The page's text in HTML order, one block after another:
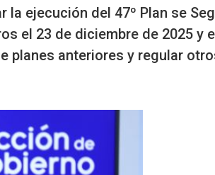
la ejecución del 47º Plan se
el 23 de diciembre de 2025 y
planes anteriores y regular